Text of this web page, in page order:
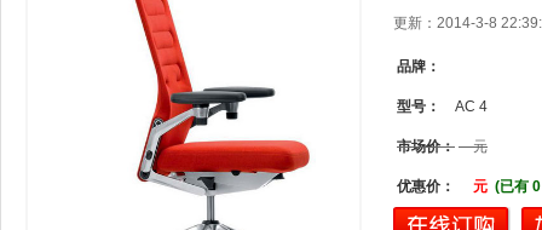
更新：2014-3-8
品牌：
型号： AC 4
市场价： 元
优惠价： 元 (已有